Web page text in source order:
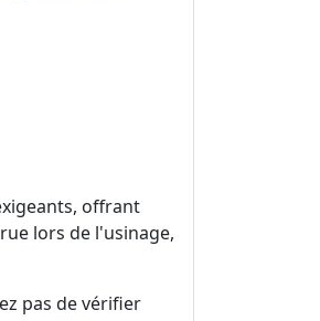
offrant
lors de l'usinage,
pas de vérifier